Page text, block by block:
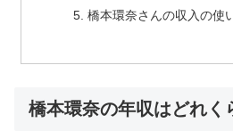
橋本環奈さんの収入の使
橋本環奈の年収はどれく